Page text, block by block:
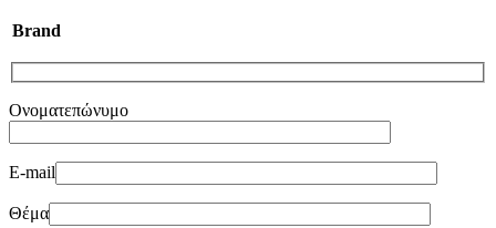
Brand
Ονοματεπώνυμο
E-mail
Θέμα